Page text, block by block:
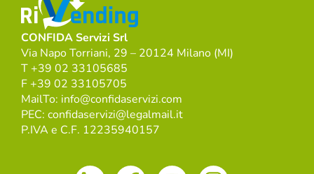
CONFIDA Servizi Srl
Via Napo Torriani, 29 – 20124 Milano (MI)
T +39 02 33105685
F +39 02 33105705
MailTo: info@confidaservizi.com
PEC: confidaservizi@legalmail.it
P.IVA e C.F. 12235940157